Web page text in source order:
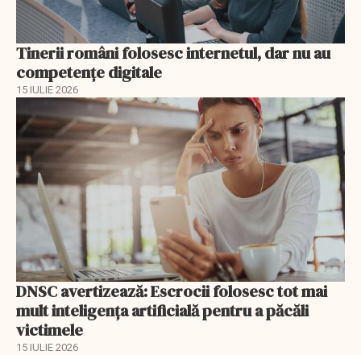
Tinerii români folosesc internetul, dar nu au
competențe digitale
15 IULIE 2026
DNSC avertizează: Escrocii folosesc tot mai
mult inteligența artificială pentru a păcăli
victimele
15 IULIE 2026